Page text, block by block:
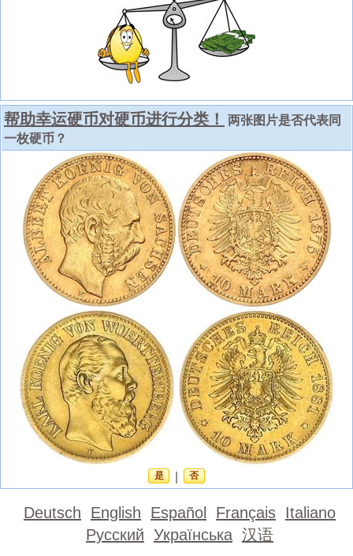
帮助幸运硬币对硬币进行分类！
两张图片是否代表同
一枚硬币？
是 否
Deutsch English Español Français Italiano
Русский Українська 汉语